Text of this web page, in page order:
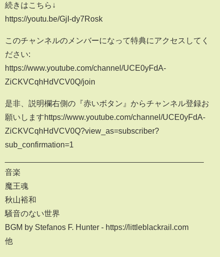
続きはこちら↓
https://youtu.be/GjI-dy7Rosk
このチャンネルのメンバーになって特典にアクセスしてく
ださい:
https://www.youtube.com/channel/UCE0yFdA-
ZiCKVCqhHdVCV0Q/join
是非、説明欄右側の『赤いボタン』からチャンネル登録お
願いしますhttps://www.youtube.com/channel/UCE0yFdA-
ZiCKVCqhHdVCV0Q?view_as=subscriber?
sub_confirmation=1
音楽
魔王魂
秋山裕和
騒音のない世界
BGM by Stefanos F. Hunter - https://littleblackrail.com
他